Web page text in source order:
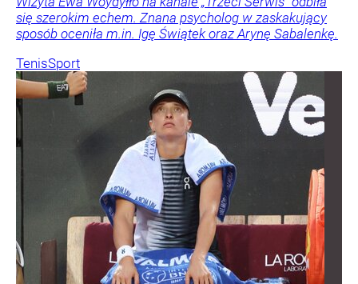
się szerokim echem. Znana psycholog w zaskakujący
sposób oceniła m.in. Igę Świątek oraz Arynę Sabalenkę.
TenisSport